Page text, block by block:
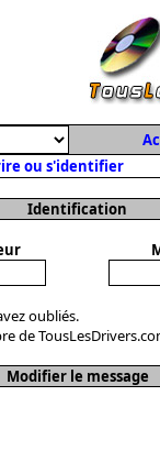
ou s'identifier
Identification
oubliés.
de
Modifier le message